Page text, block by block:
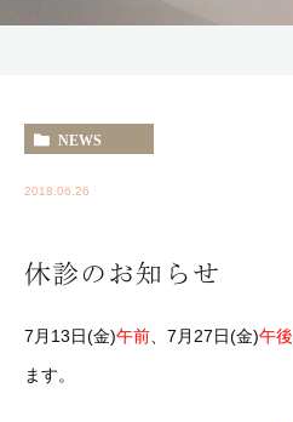
NEWS
2018.06.26
休診のお知らせ
7月13日(金)午前 、7月27日(金)午後
ます。